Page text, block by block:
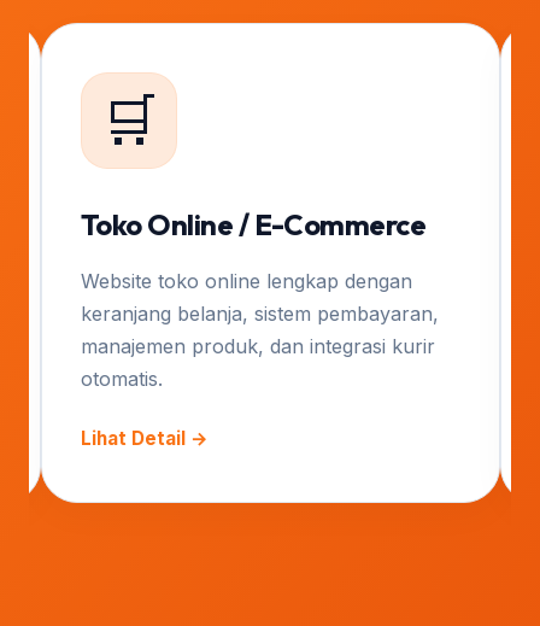
🛒
Toko Online / E-Commerce
Website toko online lengkap dengan
keranjang belanja, sistem pembayaran,
manajemen produk, dan integrasi kurir
otomatis.
Lihat Detail →